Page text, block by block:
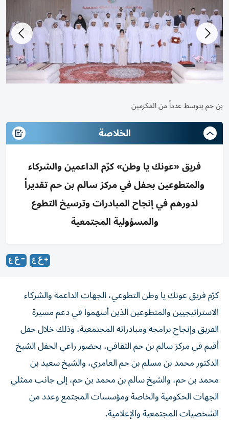
بن حم يتوسط عدداً من المكرمين
الخلاصة
فريق «عونك يا وطن» كرّم الداعمين والشركاء
والمتطوعين بحفل في مركز سالم بن حم تقديراً
لدورهم في إنجاح المبادرات وترسيخ التطوع
والمسؤولية المجتمعية
كرّم فريق عونك يا وطن التطوعي، الجهات الداعمة والشركاء
الاستراتيجيين والمتطوعين الذين أسهموا في دعم مسيرة
الفريق وإنجاح برامجه ومبادراته المجتمعية، وذلك خلال حفل
أقيم في مركز سالم بن حم الثقافي، بحضور راعي الحفل الشيخ
الدكتور محمد بن مسلم بن حم العامري، والشيخ سعيد بن
محمد بن حم، والشيخ سالم بن محمد بن حم، إلى جانب ممثلي
الجهات الحكومية والخاصة ومؤسسات المجتمع وعدد من
الشخصيات المجتمعية والإعلامية.